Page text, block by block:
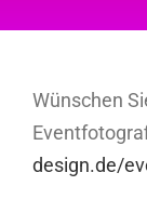
Wünschen
design.de/